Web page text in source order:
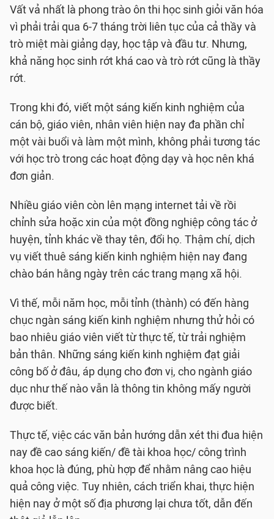
Vất vả nhất là phong trào ôn thi học sinh giỏi văn hóa
vì phải trải qua 6-7 tháng trời liên tục của cả thầy và
trò miệt mài giảng dạy, học tập và đầu tư. Nhưng,
khả năng học sinh rớt khá cao và trò rớt cũng là thầy
rớt.
Trong khi đó, viết một sáng kiến kinh nghiệm của
cán bộ, giáo viên, nhân viên hiện nay đa phần chỉ
một vài buổi và làm một mình, không phải tương tác
với học trò trong các hoạt động dạy và học nên khá
đơn giản.
Nhiều giáo viên còn lên mạng internet tải về rồi
chỉnh sửa hoặc xin của một đồng nghiệp công tác ở
huyện, tỉnh khác về thay tên, đổi họ. Thậm chí, dịch
vụ viết thuê sáng kiến kinh nghiệm hiện nay đang
chào bán hằng ngày trên các trang mạng xã hội.
Vì thế, mỗi năm học, mỗi tỉnh (thành) có đến hàng
chục ngàn sáng kiến kinh nghiệm nhưng thử hỏi có
bao nhiêu giáo viên viết từ thực tế, từ trải nghiệm
bản thân. Những sáng kiến kinh nghiệm đạt giải
công bố ở đâu, áp dụng cho đơn vị, cho ngành giáo
dục như thế nào vẫn là thông tin không mấy người
được biết.
Thực tế, việc các văn bản hướng dẫn xét thi đua hiện
nay đề cao sáng kiến/ đề tài khoa học/ công trình
khoa học là đúng, phù hợp để nhằm nâng cao hiệu
quả công việc. Tuy nhiên, cách triển khai, thực hiện
hiện nay ở một số địa phương lại chưa tốt, dẫn đến